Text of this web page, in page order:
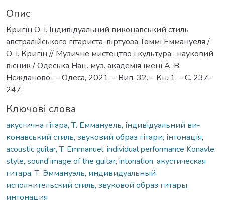
Опис
Кригін О. І. Індивідуальний виконавський стиль
австралійського гітариста-віртуоза Томмі Еммануеля /
О. І. Кригін // Музичне мистецтво і культура : науковий
вісник / Одеська Нац. муз. академія імені А. В.
Нєжданової. – Одеса, 2021. – Вип. 32. – Кн. 1. – С. 237–
247.
Ключові слова
акустична гітара, Т. Еммануель, індивідуальний ви-
конавський стиль, звуковий образ гітари, інтонація,
acoustic guitar, T. Emmanuel, individual performance Konavle
style, sound image of the guitar, intonation, акустическая
гитара, Т. Эммануэль, индивидуальный
исполнительский стиль, звуковой образ гитары,
интонация